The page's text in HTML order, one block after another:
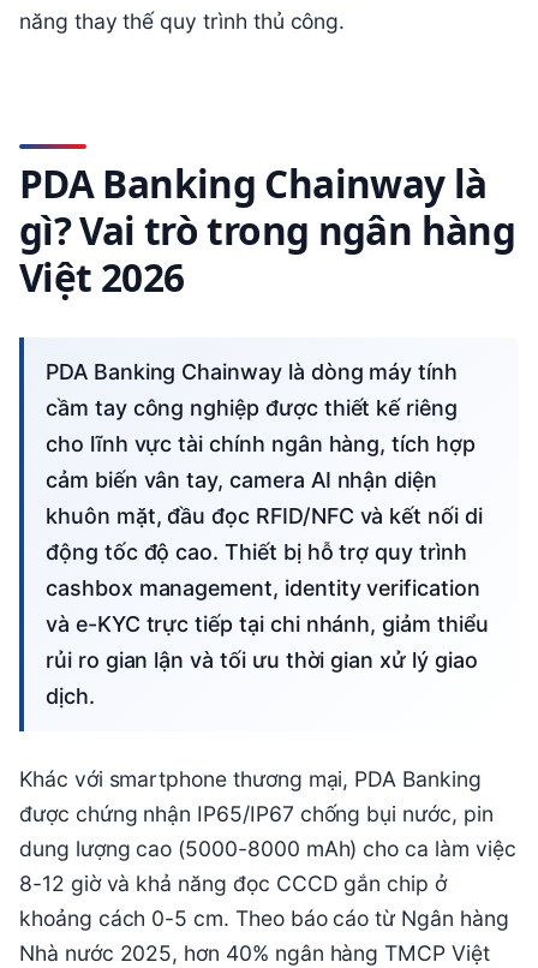
năng thay thế quy trình thủ công.
PDA Banking Chainway là
gì? Vai trò trong ngân hàng
Việt 2026
PDA Banking Chainway là dòng máy tính
cầm tay công nghiệp được thiết kế riêng
cho lĩnh vực tài chính ngân hàng, tích hợp
cảm biến vân tay, camera AI nhận diện
khuôn mặt, đầu đọc RFID/NFC và kết nối di
động tốc độ cao. Thiết bị hỗ trợ quy trình
cashbox management, identity verification
và e-KYC trực tiếp tại chi nhánh, giảm thiểu
rủi ro gian lận và tối ưu thời gian xử lý giao
dịch.
Khác với smartphone thương mại, PDA Banking
được chứng nhận IP65/IP67 chống bụi nước, pin
dung lượng cao (5000-8000 mAh) cho ca làm việc
8-12 giờ và khả năng đọc CCCD gắn chip ở
khoảng cách 0-5 cm. Theo báo cáo từ Ngân hàng
Nhà nước 2025, hơn 40% ngân hàng TMCP Việt